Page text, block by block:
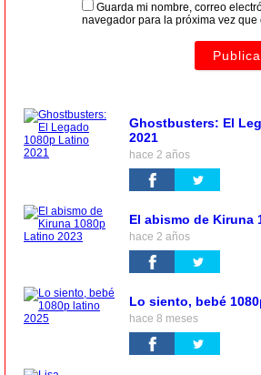
Guarda mi nombre, correo
navegador para la próxima vez que
Ghostbusters: El
2021
hace 2 años
El abismo de Kiruna
hace 2 años
Lo siento, bebé
hace 8 meses